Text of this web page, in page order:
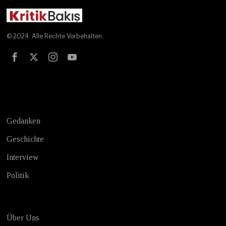
© 2024. Alle Rechte Vorbehalten.
Gedanken
Geschichte
Interview
Politik
Über Uns